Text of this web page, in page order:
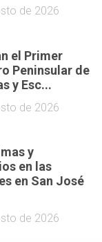
de 2026
el Primer
Peninsular de
y Esc...
de 2026
y
en las
en San José
de 2026